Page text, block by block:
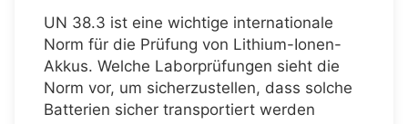
UN 38.3 ist eine wichtige internationale
Norm für die Prüfung von Lithium-Ionen-
Akkus. Welche Laborprüfungen sieht die
Norm vor, um sicherzustellen, dass solche
Batterien sicher transportiert werden